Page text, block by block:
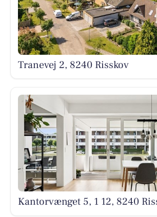
Tranevej 2, 8240 Risskov
Kantorvænget 5, 1 12, 8240